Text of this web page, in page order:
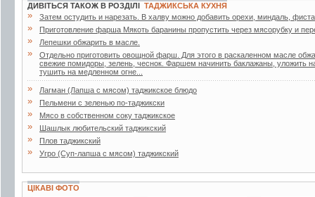
ДИВІТЬСЯ ТАКОЖ В РОЗДІЛІ ТАДЖИКСЬКА КУХНЯ
» Затем остудить и нарезать. В халву можно добавить орехи, миндаль,
» Приготовление фарша Мякоть баранины пропустить через мясорубку и
» Лепешки обжарить в масле.
»
Отдельно приготовить овощной фарш. Для этого в раскаленном масле
свежие помидоры, зелень, чеснок. Фаршем начинить баклажаны, уложить
тушить на медленном огне...
» Лагман (Лапша с мясом) таджикское блюдо
» Пельмени с зеленью по-таджикски
» Мясо в собственном соку таджикское
» Шашлык любительский таджикский
» Плов таджикский
» Угро (Суп-лапша с мясом) таджикский
ЦІКАВІ ФОТО